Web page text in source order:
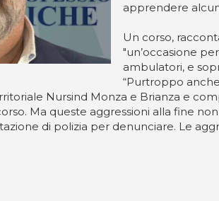
apprendere
Un corso,
"un’occasione
ambulatori, e
“Purtroppo
Nursind Monza e Brianza e
Ma queste aggressioni alla fine
di polizia per denunciare. Le